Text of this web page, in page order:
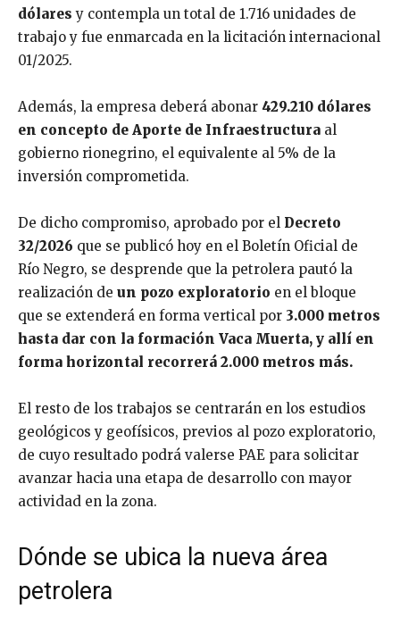
dólares y contempla un total de 1.716 unidades de
trabajo y fue enmarcada en la licitación internacional
01/2025.
Además, la empresa deberá abonar 429.210 dólares
en concepto de Aporte de Infraestructura al
gobierno rionegrino, el equivalente al 5% de la
inversión comprometida.
De dicho compromiso, aprobado por el Decreto
32/2026 que se publicó hoy en el Boletín Oficial de
Río Negro, se desprende que la petrolera pautó la
realización de un pozo exploratorio en el bloque
que se extenderá en forma vertical por 3.000 metros
hasta dar con la formación Vaca Muerta, y allí en
forma horizontal recorrerá 2.000 metros más.
El resto de los trabajos se centrarán en los estudios
geológicos y geofísicos, previos al pozo exploratorio,
de cuyo resultado podrá valerse PAE para solicitar
avanzar hacia una etapa de desarrollo con mayor
actividad en la zona.
Dónde se ubica la nueva área
petrolera